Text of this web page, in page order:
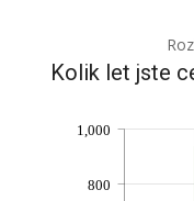
Kolik let jste
800
1,000